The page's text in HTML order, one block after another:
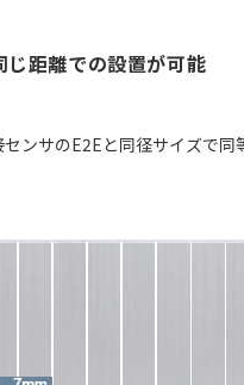
距離での設置が可能
ンサのE2Eと同径サイズで